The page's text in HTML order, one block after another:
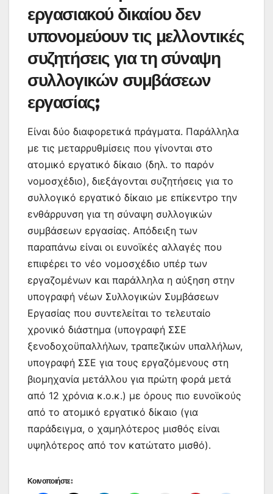
εργασιακού δικαίου δεν
υπονομεύουν τις μελλοντικές
συζητήσεις για τη σύναψη
συλλογικών συμβάσεων
εργασίας;
Είναι δύο διαφορετικά πράγματα. Παράλληλα
με τις μεταρρυθμίσεις που γίνονται στο
ατομικό εργατικό δίκαιο (δηλ. το παρόν
νομοσχέδιο), διεξάγονται συζητήσεις για το
συλλογικό εργατικό δίκαιο με επίκεντρο την
ενθάρρυνση για τη σύναψη συλλογικών
συμβάσεων εργασίας. Απόδειξη των
παραπάνω είναι οι ευνοϊκές αλλαγές που
επιφέρει το νέο νομοσχέδιο υπέρ των
εργαζομένων και παράλληλα η αύξηση στην
υπογραφή νέων Συλλογικών Συμβάσεων
Εργασίας που συντελείται το τελευταίο
χρονικό διάστημα (υπογραφή ΣΣΕ
ξενοδοχοϋπαλλήλων, τραπεζικών υπαλλήλων,
υπογραφή ΣΣΕ για τους εργαζόμενους στη
βιομηχανία μετάλλου για πρώτη φορά μετά
από 12 χρόνια κ.ο.κ.) με όρους πιο ευνοϊκούς
από το ατομικό εργατικό δίκαιο (για
παράδειγμα, ο χαμηλότερος μισθός είναι
υψηλότερος από τον κατώτατο μισθό).
Κοινοποιήστε: